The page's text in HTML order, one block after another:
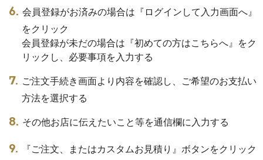
会員登録がお済みの場合は『ログインして入力画面へ』
をクリック
会員登録が未だの場合は『初めての方はこちらへ』をク
リックし、必要事項を入力する
ご注文手続き画面より内容を確認し、ご希望のお支払い
方法を選択する
その他お店に伝えたいこと等を通信欄に入力する
『ご注文、またはカスタムお見積り』ボタンをクリック